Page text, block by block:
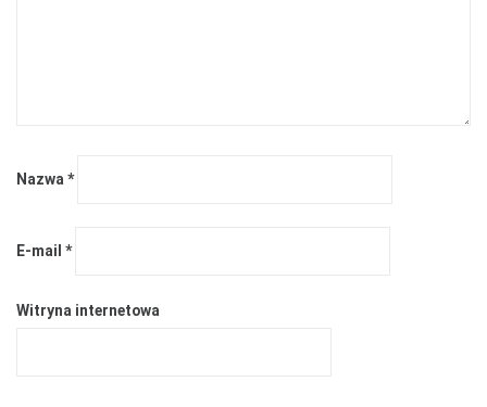
Nazwa*
E-mail *
Witryna internetowa